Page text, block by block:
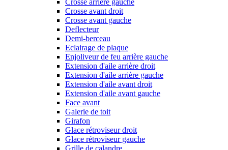
Crosse arrière gauche
Crosse avant droit
Crosse avant gauche
Deflecteur
Demi-berceau
Eclairage de plaque
Enjoliveur de feu arrière gauche
Extension d'aile arrière droit
Extension d'aile arrière gauche
Extension d'aile avant droit
Extension d'aile avant gauche
Face avant
Galerie de toit
Girafon
Glace rétroviseur droit
Glace rétroviseur gauche
Grille de calandre